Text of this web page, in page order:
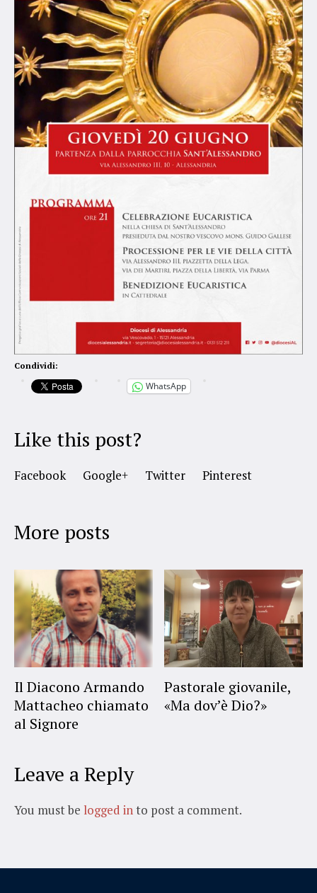
Condividi:
WhatsApp
Like this post?
Facebook Google+ Twitter Pinterest
More posts
Il Diacono Armando
Mattacheo chiamato
al Signore
Pastorale giovanile,
«Ma dov’è Dio?»
Leave a Reply
You must be logged into post a comment.